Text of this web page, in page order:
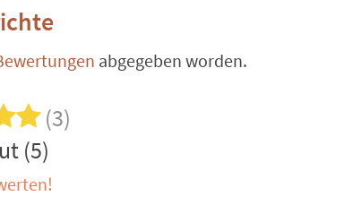
abgegeben worden.
(3)
(5)